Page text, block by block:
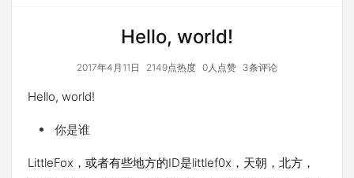
Hello, world!
2017年4月11日 2149点热度 0人点赞 3条评论
Hello, world!
你是谁
LittleFox，或者有些地方的ID是littlef0x，天朝，北方，